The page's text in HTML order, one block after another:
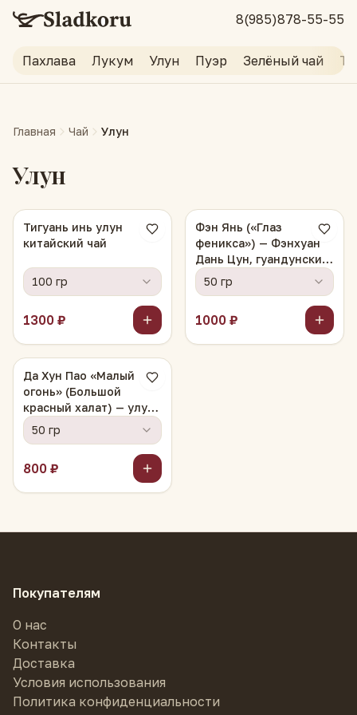
8(985)878-55-55
Пахлава Лукум Улун Пуэр Зелёный чай
Главная Чай Улун
Улун
Тигуань инь улун
китайский чай
100 гр
1300 ₽
Фэн Янь («Глаз
феникса») — Фэнхуан
Дань Цун, гуандунский
улун50 гр
1000 ₽
Да Хун Пао «Малый
огонь» (Большой
красный халат) — улун
с утёсов Уишань
50 гр
800 ₽
Покупателям
О нас
Контакты
Доставка
Условия использования
Политика конфиденциальности